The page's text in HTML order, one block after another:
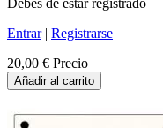
Debes de estar registrado
Entrar| Registrarse
20,00 € Precio
Añadir al carrito